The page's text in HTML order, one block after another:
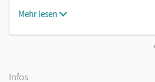
Mehr lesen
Infos